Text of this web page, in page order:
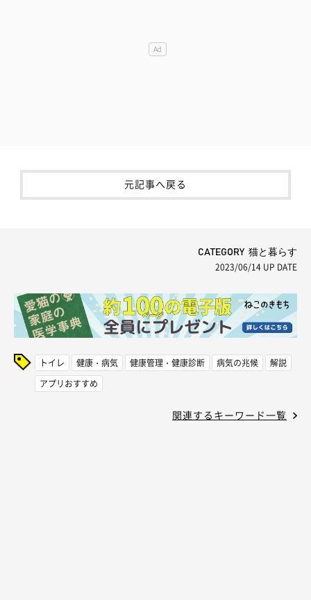
元記事へ戻る
CATEGORY 猫と暮らす
2023/06/14 UP DATE
トイレ 健康・病気 健康管理・健康診断 病気の兆候
解説
アプリおすすめ
関連するキーワード一覧